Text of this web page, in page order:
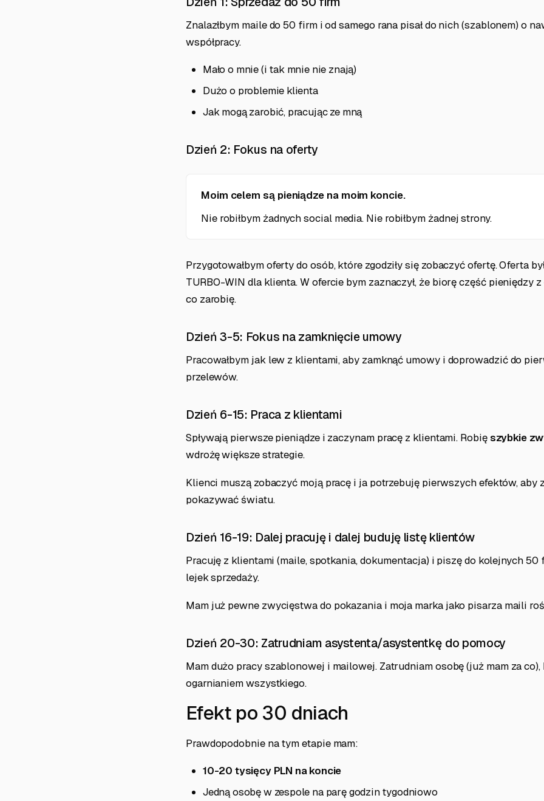
Znalazłbym maile do 50 firm i od samego rana pisał do nich (szablonem) o
współpracy.
Mało o mnie (i tak mnie nie znają)
Dużo o problemie klienta
Jak mogą zarobić, pracując ze mną
Dzień 2: Fokus na oferty
Moim celem są pieniądze na moim koncie.
Nie robiłbym żadnych social media. Nie robiłbym żadnej strony.
Przygotowałbym oferty do osób, które zgodziły się zobaczyć ofertę. Oferta
TURBO-WIN dla klienta. W ofercie bym zaznaczył, że biorę część pieniędzy
co zarobię.
Dzień 3-5: Fokus na zamknięcie umowy
Pracowałbym jak lew z klientami, aby zamknąć umowy i doprowadzić do
przelewów.
Dzień 6-15: Praca z klientami
Spływają pierwsze pieniądze i zaczynam pracę z klientami. Robięszybkie
wdrożę większe strategie.
Klienci muszą zobaczyć moją pracę i ja potrzebuję pierwszych efektów, aby
pokazywać światu.
Dzień 16-19: Dalej pracuję i dalej buduję listę klientów
Pracuję z klientami (maile, spotkania, dokumentacja) i piszę do kolejnych 50
lejek sprzedaży.
Mam już pewne zwycięstwa do pokazania i moja marka jako pisarza maili
Dzień 20-30: Zatrudniam asystenta/asystentkę do pomocy
Mam dużo pracy szablonowej i mailowej. Zatrudniam osobę (już mam za
ogarnianiem wszystkiego.
Efekt po 30 dniach
Prawdopodobnie na tym etapie mam:
10-20 tysięcy PLN na koncie
Jedną osobę w zespole na parę godzin tygodniowo